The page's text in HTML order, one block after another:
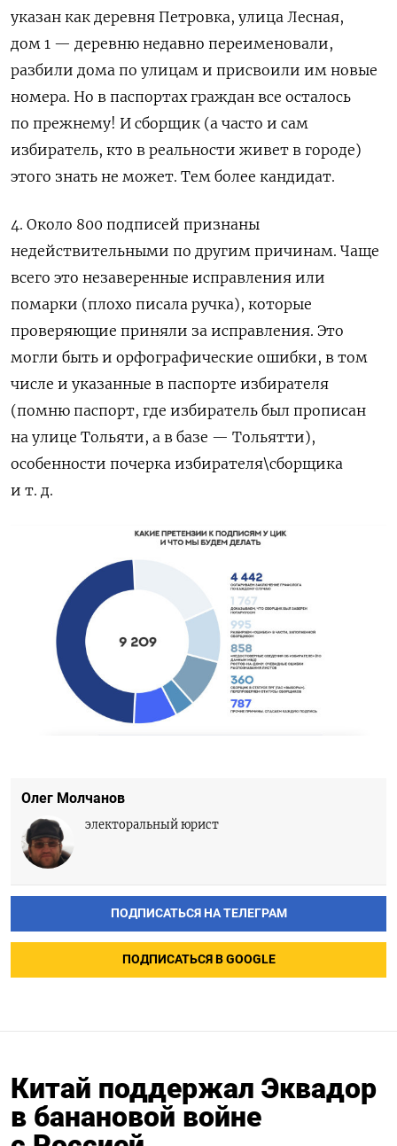
указан как деревня Петровка, улица Лесная,
дом 1 — деревню недавно переименовали,
разбили дома по улицам и присвоили им новые
номера. Но в паспортах граждан все осталось
по прежнему! И сборщик (а часто и сам
избиратель, кто в реальности живет в городе)
этого знать не может. Тем более кандидат.
4. Около 800 подписей признаны
недействительными по другим причинам. Чаще
всего это незаверенные исправления или
помарки (плохо писала ручка), которые
проверяющие приняли за исправления. Это
могли быть и орфографические ошибки, в том
числе и указанные в паспорте избирателя
(помню паспорт, где избиратель был прописан
на улице Тольяти, а в базе — Тольятти),
особенности почерка избирателя\сборщика
и т. д.
Олег Молчанов
электоральный юрист
ПОДПИСАТЬСЯ НА ТЕЛЕГРАМ
ПОДПИСАТЬСЯ В GOOGLE
Китай поддержал Эквадор
в банановой войне